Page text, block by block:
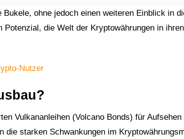
ohne jedoch einen weiteren Einblick in
die Welt der Kryptowährungen in
Nutzer
Vulkananleihen (Volcano Bonds) für Aufsehen
starken Schwankungen im